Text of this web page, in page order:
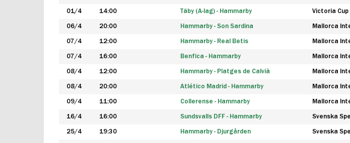
01/4 14:00 Täby (A-lag) - Hammarby Victoria Cup
06/4 20:00 Hammarby - Son Sardina Mallorca
07/4 12:00 Hammarby - Real Betis Mallorca
07/4 16:00 Benfica - Hammarby Mallorca
08/4 12:00 Hammarby - Platges de Calvià Mallorca
08/4 20:00 Atlético Madrid - Hammarby Mallorca
09/4 11:00 Collerense - Hammarby Mallorca
16/4 16:00 Sundsvalls DFF - Hammarby Svenska
25/4 19:30 Hammarby - Djurgården Svenska